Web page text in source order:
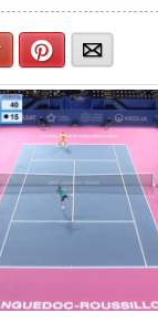
Google+Pinterest